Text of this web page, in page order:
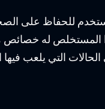
للحفاظ على
له خصائص
التي يلعب فيها